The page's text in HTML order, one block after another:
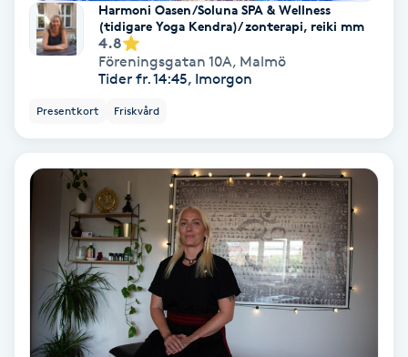
Fransförlängning Megavolym
Fransk manikyr
Fransrengöring
Frekvensterapi
Friskvård
Friskvårdsmassage
Harmoni Oasen/Soluna SPA & Wellness
(tidigare Yoga Kendra)/ zonterapi, reiki mm
4.8
Föreningsgatan 10A, Malmö
Tider fr. 14:45, Imorgon
Presentkort Friskvård